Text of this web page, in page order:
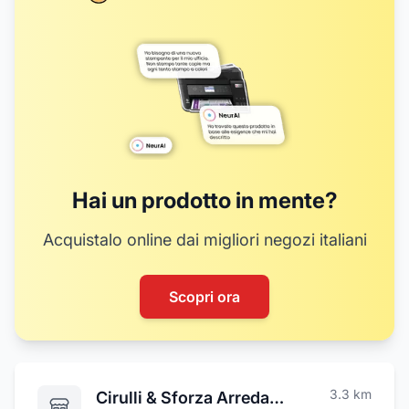
Hai un prodotto in mente?
Acquistalo online dai migliori negozi italiani
Scopri ora
Cirulli & Sforza Arredamenti 3.3 km